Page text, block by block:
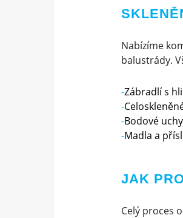
Nabízíme
balustrády.
Zábradlí s
Bodové
Madla a
JAK
Celý proces